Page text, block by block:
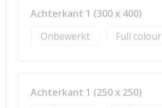
Achterkant 1 (300 x 400)
Onbewerkt
Full colour
Achterkant 1 (250 x 250)